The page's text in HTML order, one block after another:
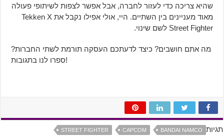
שהיא צריכה כדי לעזור לחברה, אבל אפשר לצפות לשיתופי פעולה
מאוד מעניינים בין השתיים. היי, אולי אפילו נקבל את Tekken X
Street Fighter לשם שינוי.
מה אתם חושבים? כיצד לדעתכם העסקה תורמת לשתי החברות?
ספרו לנו בתגובות!
תגיות BANDAI NAMCO
CAPCOM
STREET FIGHTER